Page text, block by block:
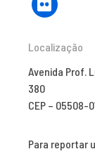
Localização
Avenida Prof.
380
CEP – 05508-
Para reportar